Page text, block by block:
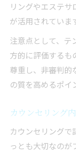
リングやエステ
が活用されていま
注意点として、テ
方的に評価するも
尊重し、非審判的
の質を高めるポイ
カウンセリング
カウンセリングで
っとも大切なの